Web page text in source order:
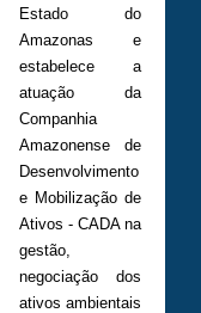
Estado do
Amazonas e
estabelece a
atuação da
Companhia
Amazonense de
Desenvolvimento
e Mobilização de
Ativos - CADA na
gestão,
negociação dos
ativos ambientais